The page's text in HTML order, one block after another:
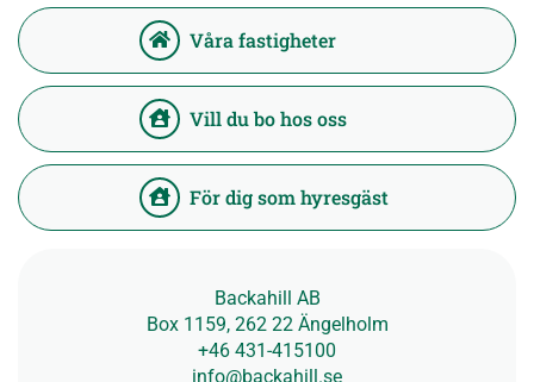
Våra fastigheter
Vill du bo hos oss
För dig som hyresgäst
Backahill AB
Box 1159, 262 22 Ängelholm
+46 431-415100
info@backahill.se